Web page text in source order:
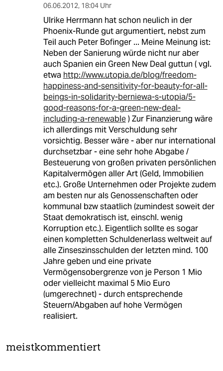
06.06.2012, 18:04 Uhr
Ulrike Herrmann hat schon neulich in der
Phoenix-Runde gut argumentiert, nebst zum
Teil auch Peter Bofinger ... Meine Meinung ist:
Neben der Sanierung würde nicht nur aber
auch Spanien ein Green New Deal guttun ( vgl.
etwa http://www.utopia.de/blog/freedom-
happiness-and-sensitivity-for-beauty-for-all-
beings-in-solidarity-berniewa-s-utopia/5-
good-reasons-for-a-green-new-deal-
including-a-renewable) Zur Finanzierung wäre
ich allerdings mit Verschuldung sehr
vorsichtig. Besser wäre - aber nur international
durchsetzbar - eine sehr hohe Abgabe /
Besteuerung von großen privaten persönlichen
Kapitalvermögen aller Art (Geld, Immobilien
etc.). Große Unternehmen oder Projekte zudem
am besten nur als Genossenschaften oder
kommunal bzw staatlich (zumindest soweit der
Staat demokratisch ist, einschl. wenig
Korruption etc.). Eigentlich sollte es sogar
einen kompletten Schuldenerlass weltweit auf
alle Zinseszinsschulden der letzten mind. 100
Jahre geben und eine private
Vermögensobergrenze von je Person 1 Mio
oder vielleicht maximal 5 Mio Euro
(umgerechnet) - durch entsprechende
Steuern/Abgaben auf hohe Vermögen
realisiert.
meistkommentiert